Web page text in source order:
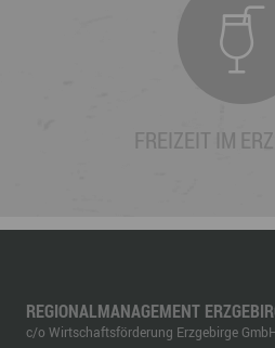
FREIZEIT IM
REGIONALMANAGEMENT
c/o Wirtschaftsförderung Erzgebirge